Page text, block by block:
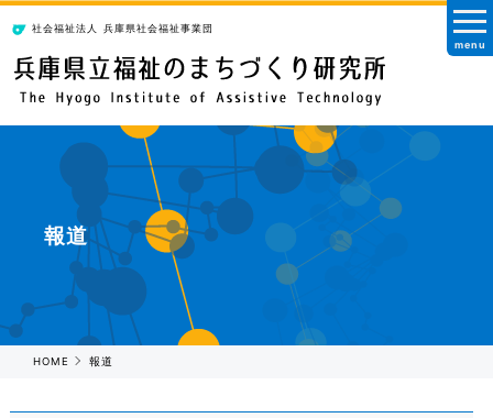
社会福祉法人
兵庫県社会福祉事業団
menu
報道
HOME 報道